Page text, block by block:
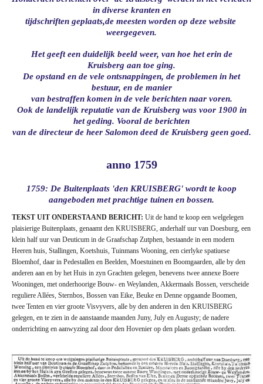
in diverse kranten en
tijdschriften geplaats,de meesten worden op deze website
weergegeven.
Het geeft een duidelijk beeld weer, van hoe het erin de
Kruisberg aan toe ging.
De opstand en de vele ontsnappingen, de problemen in het
bestuur, en de manier
van bestraffen komen in de vele berichten naar voren.
Ook de landelijk reputatie van de Kruisberg was voor 1900 in
het geding. Vooral de berichten
van de directeur de heer Salomon deed de Kruisberg geen goed.
anno 1759
1759: De Buitenplaats 'den KRUISBERG' wordt te koop
aangeboden met prachtige tuinen en bossen.
TEKST UIT ONDERSTAAND BERICHT: Uit de hand te koop een welgelegen
plaisierige Buitenplaats, genaamt den KRUISBERG, anderhalf uur van Doesburg, een
klein half uur van Deuticum in de Graafschap Zutphen, bestaande in een modern
Heeren huis, Stallingen, Koetshuis, Tuinmans Wooning, een cierlyke spatiuese
Bloemhof, daar in Pedestallen en Beelden, Moestuinen en Boomgaarden, alle by den
anderen aan en by het Huis in zyn Grachten gelegen, benevens twee annexe Boere
Wooningen, met onderhoorige Bouw- en Weylanden, Akkermaals Bossen, verscheide
reguliere Allées, Sternbos, Bossen van Eike, Beuke en Denne opgaande Boomen,
twee Tenten en vier groote Visvyvers, alle by den anderen in den KRUISBERG
gelegen, en te zien in de aanstaande maanden Juny, July en Augusty; de nadere
onderrichting en aanwyzing zal door den Hovenier op den plaats gedaan worden.